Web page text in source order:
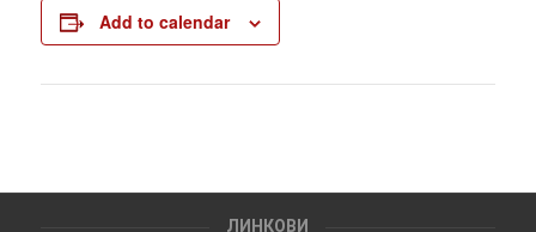
Add to calendar
ЛИНКОВИ